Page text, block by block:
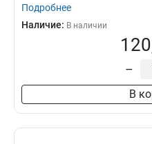
Подробнее
Наличие: В наличии
–
В